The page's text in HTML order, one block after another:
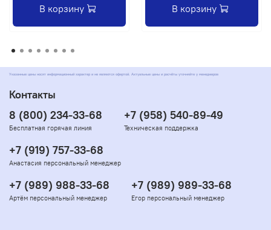
В корзину В корзину
Указанные цены носят информационный характер и не являются офертой. Актуальные цены и расчёты уточняйте у менеджеров
Контакты
8 (800) 234-33-68
Бесплатная горячая линия
+7 (958) 540-89-49
Техническая поддержка
+7 (919) 757-33-68
Анастасия персональный менеджер
+7 (989) 988-33-68
Артём персональный менеджер
+7 (989) 989-33-68
Егор персональный менеджер